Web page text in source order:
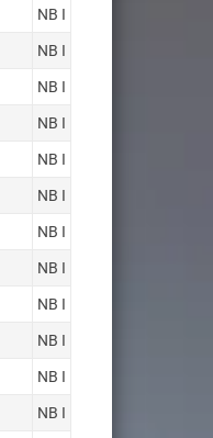
NB I
NB I
NB I
NB I
NB I
NB I
NB I
NB I
NB I
NB I
NB I
NB I